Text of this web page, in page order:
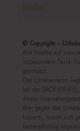
kinder
© Copyright –
Alle Inhalte auf
insbesondere Texte,
geschützt.
Das Urheberrecht
bei der
dieses
Wer gegen das
kopiert), macht sich
kostenpflichtig